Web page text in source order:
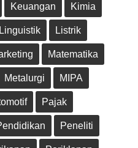
Keuangan Kimia
Linguistik Listrik
Matematika
Metalurgi MIPA
Pajak
Peneliti